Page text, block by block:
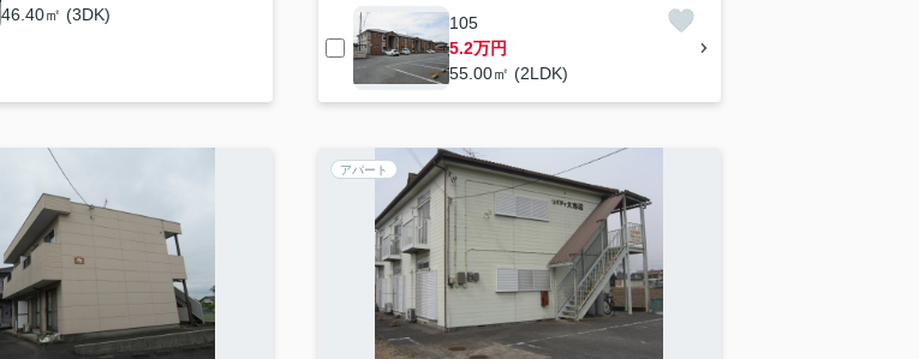
46.40㎡ (3DK)
105
5.2万円
55.00㎡ (2LDK)
アパート